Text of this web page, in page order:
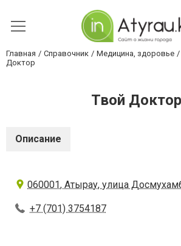
Главная Справочник Медицина, здоровье
Доктор
Твой Доктор
Описание
060001, Атырау, улица
+7 (701) 3754187